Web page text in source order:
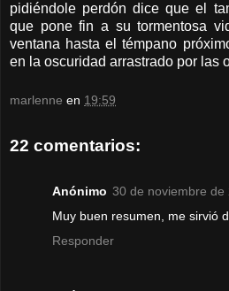
pidiéndole perdón dice que el
que pone fin a su tormentosa
ventana hasta el témpano
en la oscuridad arrastrado por las
marlenne en 19:59
22 comentarios:
Anónimo 30 de noviembre de
Muy buen resumen, me sirvió
Responder